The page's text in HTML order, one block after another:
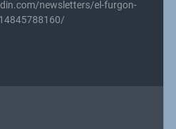
newsletters/el-furgon-